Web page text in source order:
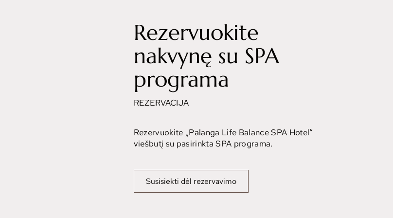
Rezervuokite
nakvynę su SPA
programa
REZERVACIJA
Rezervuokite „Palanga Life Balance SPA Hotel“
viešbutį su pasirinkta SPA programa.
Susisiekti dėl rezervavimo